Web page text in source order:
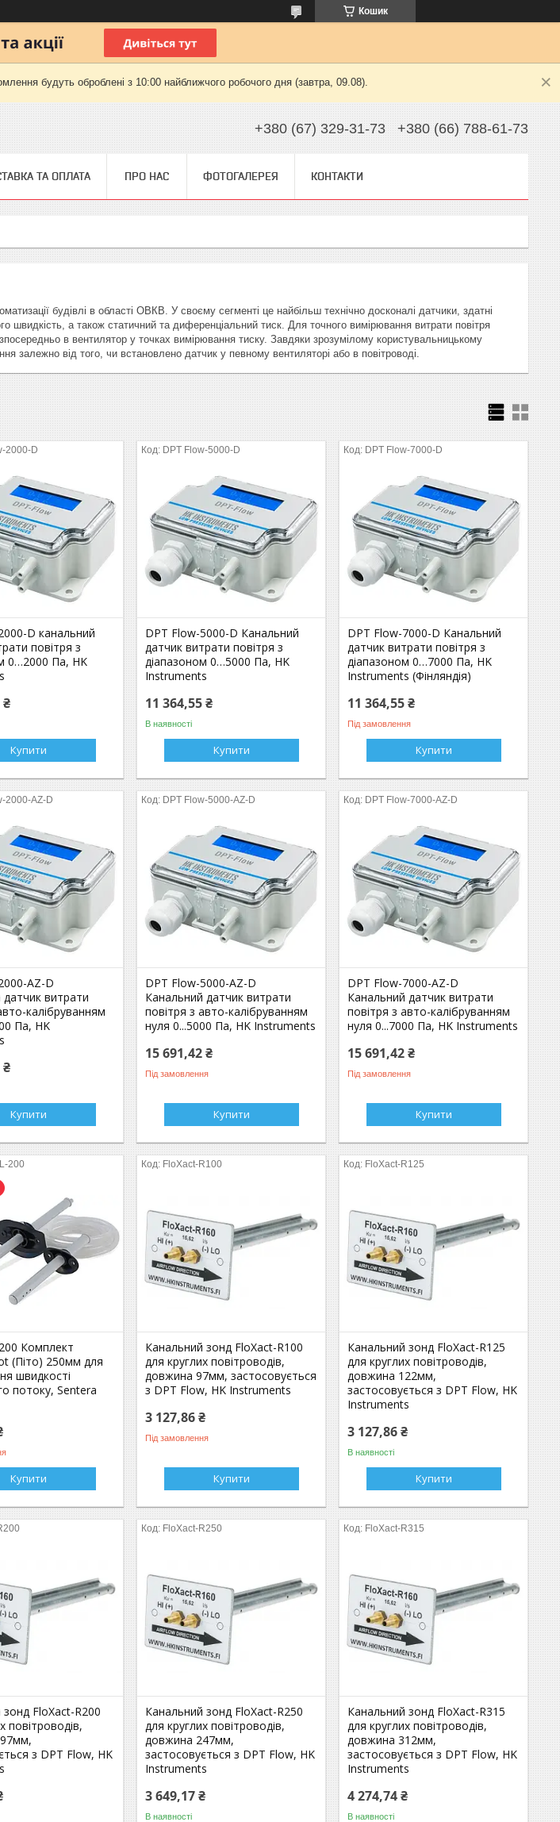
Кошик
будуть оброблені з 10:00 найближчого робочого дня (завтра, 09.08).
+380 (67) 329-31-73 +380 (66) 788-61-73
ТА ОПЛАТА ПРО НАС ФОТОГАЛЕРЕЯ КОНТАКТИ
будівлі в області ОВКВ. У своєму сегменті це найбільш технічно досконалі датчики, здатні
швидкість, а також статичний та диференціальний тиск. Для точного вимірювання витрати повітря
в вентилятор у точках вимірювання тиску. Завдяки зрозумілому користувальницькому
залежно від того, чи встановлено датчик у певному вентиляторі або в повітроводі.
2000-D
D канальний
повітря з
0…2000 Па, HK
₴
Купити
DPT Flow-5000-D
DPT Flow-5000-D Канальний
датчик витрати повітря з
діапазоном 0…5000 Па, HK
Instruments
11 364,55 ₴
В наявності
Купити
DPT Flow-7000-D
DPT Flow-7000-D Канальний
датчик витрати повітря з
діапазоном 0…7000 Па, HK
Instruments (Фінляндія)
11 364,55 ₴
Під замовлення
Купити
2000-AZ-D
AZ-D
витрати
калібруванням
Па, HK
₴
Купити
DPT Flow-5000-AZ-D
DPT Flow-5000-AZ-D
Канальний датчик витрати
повітря з авто-калібруванням
нуля 0...5000 Па, HK Instruments
15 691,42 ₴
Під замовлення
Купити
DPT Flow-7000-AZ-D
DPT Flow-7000-AZ-D
Канальний датчик витрати
повітря з авто-калібруванням
нуля 0...7000 Па, HK Instruments
15 691,42 ₴
Під замовлення
Купити
200
Комплект
(Піто) 250мм для
швидкості
потоку, Sentera
Купити
FloXact-R100
Канальний зонд FloXact-R100
для круглих повітроводів,
довжина 97мм, застосовується
з DPT Flow, HK Instruments
3 127,86 ₴
Під замовлення
Купити
FloXact-R125
Канальний зонд FloXact-R125
для круглих повітроводів,
довжина 122мм,
застосовується з DPT Flow, HK
Instruments
3 127,86 ₴
В наявності
Купити
FloXact-R200
повітроводів,
з DPT Flow, HK
FloXact-R250
Канальний зонд FloXact-R250
для круглих повітроводів,
довжина 247мм,
застосовується з DPT Flow, HK
Instruments
3 649,17 ₴
В наявності
FloXact-R315
Канальний зонд FloXact-R315
для круглих повітроводів,
довжина 312мм,
застосовується з DPT Flow, HK
Instruments
4 274,74 ₴
В наявності